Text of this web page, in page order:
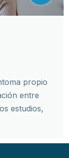
propio
entre
estudios,